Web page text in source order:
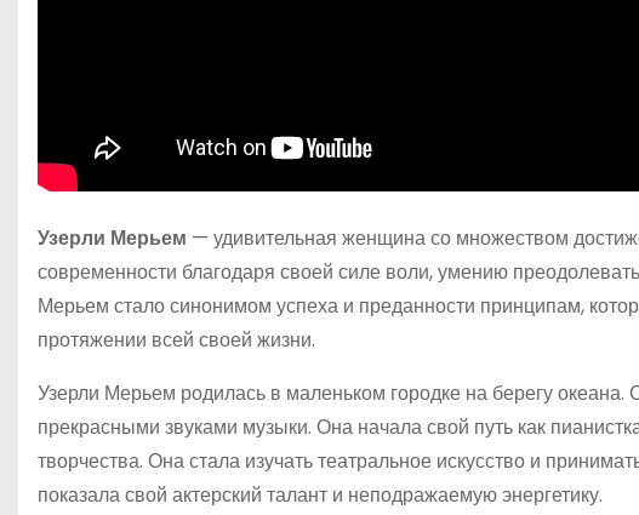
Узерли Мерьем — удивительная женщина со множеством
современности благодаря своей силе воли, умению
Мерьем стало синонимом успеха и преданности принципам,
протяжении всей своей жизни.
Узерли Мерьем родилась в маленьком городке на берегу
прекрасными звуками музыки. Она начала свой путь как
творчества. Она стала изучать театральное искусство и
показала свой актерский талант и неподражаемую энергетику.